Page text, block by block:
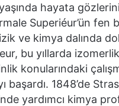
hayata
Superiéur’ün fen
ve kimya dalında
bu yıllarda
konularındaki
başardı. 1848’de
yardımcı kimya